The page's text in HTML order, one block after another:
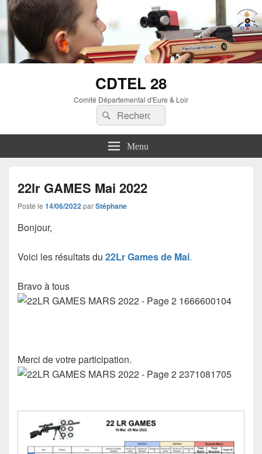
CDTEL 28
Comité Départemental d'Eure & Loir
Menu
22lr GAMES Mai 2022
Posté le 14/06/2022parStéphane
Bonjour,
Voici les résultats du 22Lr Games de Mai.
Bravo à tous
Merci de votre participation.